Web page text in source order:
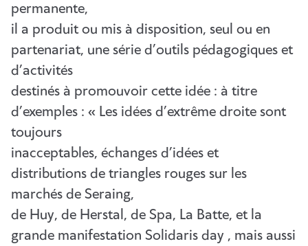
permanente,
il a produit ou mis à disposition, seul ou en
partenariat, une série d’outils pédagogiques et
d’activités
destinés à promouvoir cette idée : à titre
d’exemples : « Les idées d’extrême droite sont
toujours
inacceptables, échanges d’idées et
distributions de triangles rouges sur les
marchés de Seraing,
de Huy, de Herstal, de Spa, La Batte, et la
grande manifestation Solidaris day , mais aussi